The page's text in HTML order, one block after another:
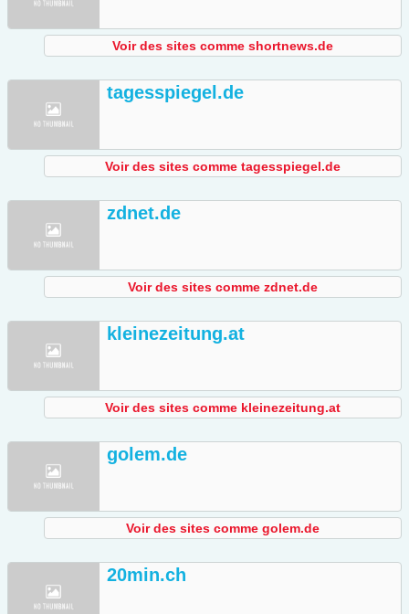
Voir des sites comme shortnews.de
tagesspiegel.de
Voir des sites comme tagesspiegel.de
zdnet.de
Voir des sites comme zdnet.de
kleinezeitung.at
Voir des sites comme kleinezeitung.at
golem.de
Voir des sites comme golem.de
20min.ch